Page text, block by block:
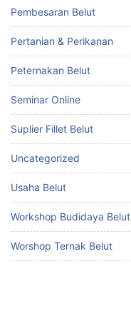
Pembesaran Belut
Pertanian & Perikanan
Peternakan Belut
Seminar Online
Suplier Fillet Belut
Uncategorized
Usaha Belut
Workshop Budidaya Belut
Worshop Ternak Belut